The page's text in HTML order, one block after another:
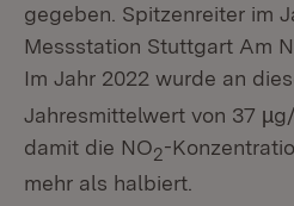
gegeben. Spitzenreiter im
Messstation Stuttgart Am
Im Jahr 2022 wurde an
Jahresmittelwert von 37
damit die NO2-
mehr als halbiert.